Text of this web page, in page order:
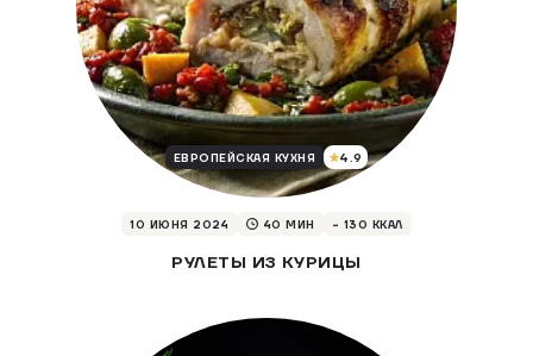
ЕВРОПЕЙСКАЯ КУХНЯ 4.9
10 ИЮНЯ 2024 40 МИН ~ 130 ККАЛ
РУЛЕТЫ ИЗ КУРИЦЫ